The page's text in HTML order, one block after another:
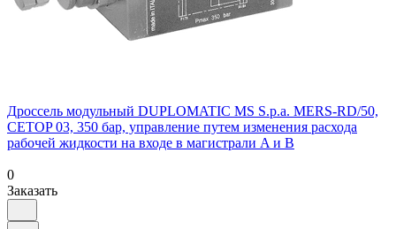
Дроссель модульный DUPLOMATIC MS S.p.a. MERS-RD/50,
CETOP 03, 350 бар, управление путем изменения расхода
рабочей жидкости на входе в магистрали A и B
0
Заказать